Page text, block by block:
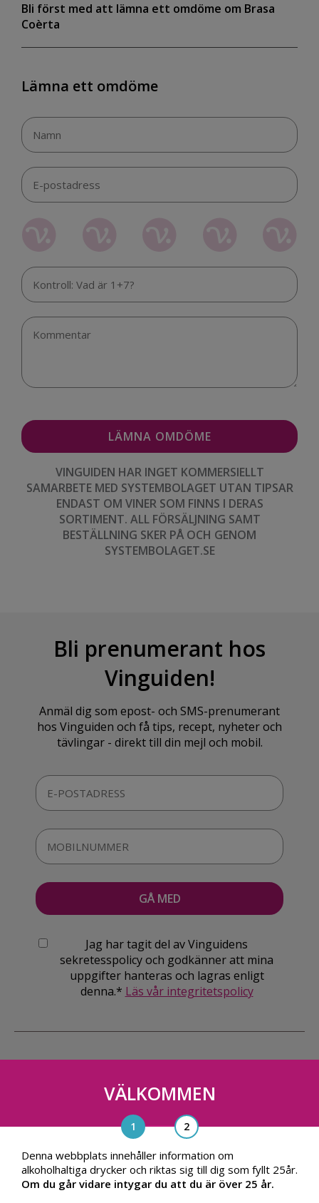
Bli först med att lämna ett omdöme om Brasa
Coèrta
Lämna ett omdöme
VINGUIDEN HAR INGET KOMMERSIELLT
SAMARBETE MED SYSTEMBOLAGET UTAN TIPSAR
ENDAST OM VINER SOM FINNS I DERAS
SORTIMENT. ALL FÖRSÄLJNING SAMT
BESTÄLLNING SKER PÅ OCH GENOM
SYSTEMBOLAGET.SE
Bli prenumerant hos
Vinguiden!
Anmäl dig som epost- och SMS-prenumerant
hos Vinguiden och få tips, recept, nyheter och
tävlingar - direkt till din mejl och mobil.
Jag har tagit del av Vinguidens
sekretesspolicy och godkänner att mina
uppgifter hanteras och lagras enligt
denna.* Läs vår integritetspolicy
Vinguiden Nordic AB
Blasieholmsgatan 4A, 111 48, Stockholm
info@vinguiden.com
VÄLKOMMEN
Denna webbplats innehåller information om
alkoholhaltiga drycker och riktas sig till dig som fyllt 25år.
Om du går vidare intygar du att du är över 25 år.